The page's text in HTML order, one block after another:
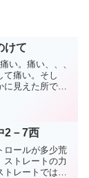
けて
い。痛い、、、
て痛い。そし
に見えた所での
ヤモヤ...
2－7西
ロールが多少荒
ストレートの力
レートでは打